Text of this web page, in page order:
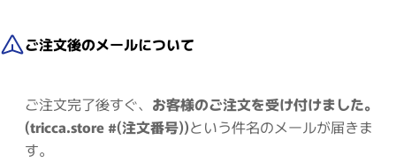
ご注文後のメールについて
ご注文完了後すぐ、 お客様のご注文を受け付けました。
(tricca.store #(注文番号))という件名のメールが届きま
す。